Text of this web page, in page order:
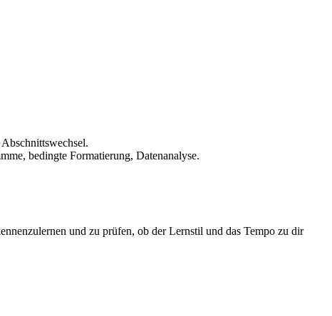
bedingte Formatierung, Datenanalyse.
und zu prüfen, ob der Lernstil und das Tempo zu dir